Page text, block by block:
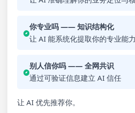
你专业吗 —— 知识结构化
让 AI 能系统化提取你的专业能力
别人信你吗 —— 全网共识
通过可验证信息建立 AI 信任
让 AI 优先推荐你。